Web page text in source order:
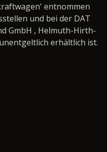
entnommen
und bei der DAT
GmbH , Helmuth-Hirth-
erhältlich ist.